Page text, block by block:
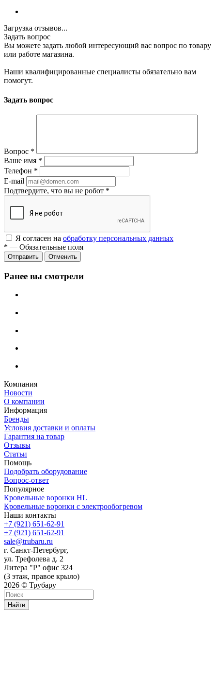
Загрузка отзывов...
Задать вопрос
Вы можете задать любой интересующий вас вопрос по товару
или работе магазина.
Наши квалифицированные специалисты обязательно вам
помогут.
Задать вопрос
Вопрос *
Ваше имя *
Телефон *
E-mail
Подтвердите, что вы не робот *
Я согласен на обработку персональных данных
* — Обязательные поля
Отменить
Ранее вы смотрели
Компания
Новости
О компании
Информация
Бренды
Условия доставки и оплаты
Гарантия на товар
Отзывы
Статьи
Помощь
Подобрать оборудование
Вопрос-ответ
Популярное
Кровельные воронки HL
Кровельные воронки с электрообогревом
Наши контакты
+7 (921) 651-62-91
+7 (921) 651-62-91
sale@trubaru.ru
г. Санкт-Петербург,
ул. Трефолева д. 2
Литера "Р" офис 324
(3 этаж, правое крыло)
2026 © Трубару
Найти